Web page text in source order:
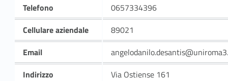
Telefono
0657334396
Cellulare aziendale
89021
Email
Indirizzo
Via Ostiense 161